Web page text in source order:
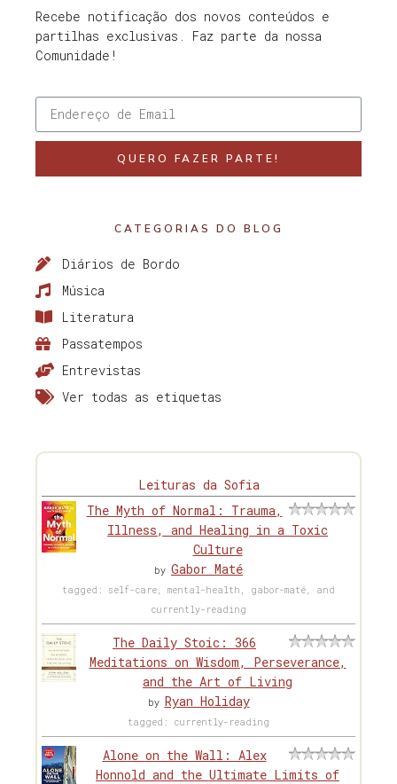
Recebe notificação dos novos conteúdos e
partilhas exclusivas. Faz parte da nossa
Comunidade!
QUERO FAZER PARTE!
CATEGORIAS DO BLOG
Diários de Bordo
Música
Literatura
Passatempos
Entrevistas
Ver todas as etiquetas
Leituras da Sofia
The Myth of Normal: Trauma,
Illness, and Healing in a Toxic
Culture
by Gabor Maté
tagged: self-care, mental-health, gabor-maté, and
currently-reading
The Daily Stoic: 366
Meditations on Wisdom, Perseverance,
and the Art of Living
by Ryan Holiday
tagged: currently-reading
Alone on the Wall: Alex
Honnold and the Ultimate Limits of